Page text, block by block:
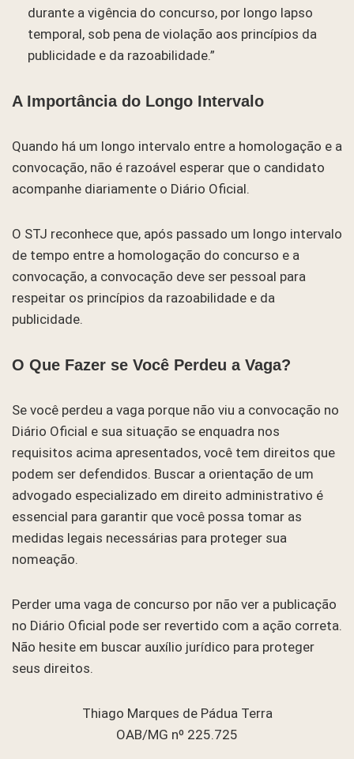
durante a vigência do concurso, por longo lapso
temporal, sob pena de violação aos princípios da
publicidade e da razoabilidade.”
A Importância do Longo Intervalo
Quando há um longo intervalo entre a homologação e a
convocação, não é razoável esperar que o candidato
acompanhe diariamente o Diário Oficial.
O STJ reconhece que, após passado um longo intervalo
de tempo entre a homologação do concurso e a
convocação, a convocação deve ser pessoal para
respeitar os princípios da razoabilidade e da
publicidade.
O Que Fazer se Você Perdeu a Vaga?
Se você perdeu a vaga porque não viu a convocação no
Diário Oficial e sua situação se enquadra nos
requisitos acima apresentados, você tem direitos que
podem ser defendidos. Buscar a orientação de um
advogado especializado em direito administrativo é
essencial para garantir que você possa tomar as
medidas legais necessárias para proteger sua
nomeação.
Perder uma vaga de concurso por não ver a publicação
no Diário Oficial pode ser revertido com a ação correta.
Não hesite em buscar auxílio jurídico para proteger
seus direitos.
Thiago Marques de Pádua Terra
OAB/MG nº 225.725